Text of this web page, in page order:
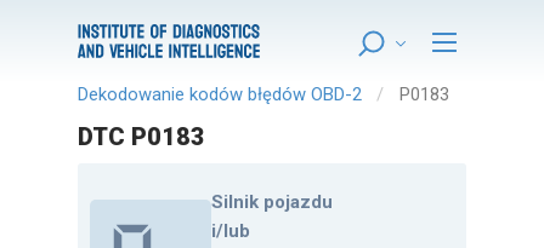
Dekodowanie kodów błędów OBD-2 P0183
DTC P0183
Silnik pojazdu
i/lub